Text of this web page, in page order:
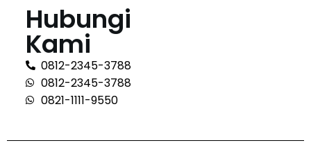
Hubungi
Kami
0812-2345-3788
0812-2345-3788
0821-1111-9550